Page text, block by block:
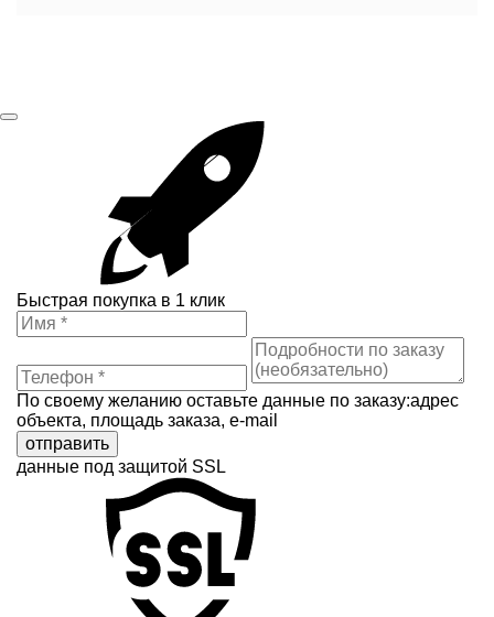
Быстрая покупка в 1 клик
По своему желанию оставьте данные по заказу:адрес
объекта, площадь заказа, e-mail
отправить
данные под защитой SSL